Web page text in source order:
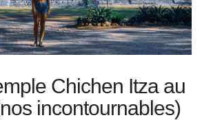
Chichen Itza au
incontournables)